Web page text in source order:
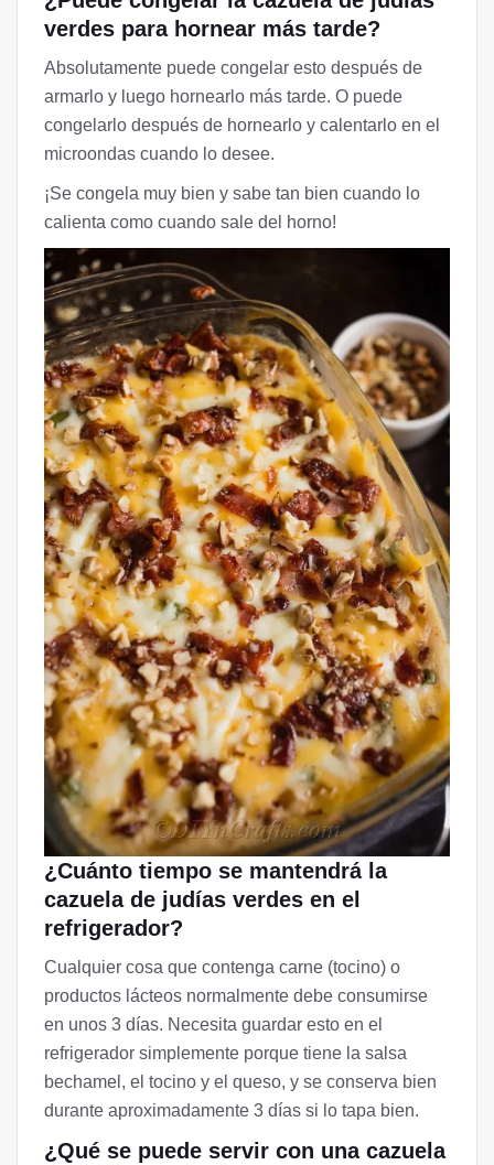
verdes para hornear más tarde?
Absolutamente puede congelar esto después de
armarlo y luego hornearlo más tarde. O puede
congelarlo después de hornearlo y calentarlo en el
microondas cuando lo desee.
¡Se congela muy bien y sabe tan bien cuando lo
calienta como cuando sale del horno!
¿Cuánto tiempo se mantendrá la
cazuela de judías verdes en el
refrigerador?
Cualquier cosa que contenga carne (tocino) o
productos lácteos normalmente debe consumirse
en unos 3 días. Necesita guardar esto en el
refrigerador simplemente porque tiene la salsa
bechamel, el tocino y el queso, y se conserva bien
durante aproximadamente 3 días si lo tapa bien.
¿Qué se puede servir con una cazuela